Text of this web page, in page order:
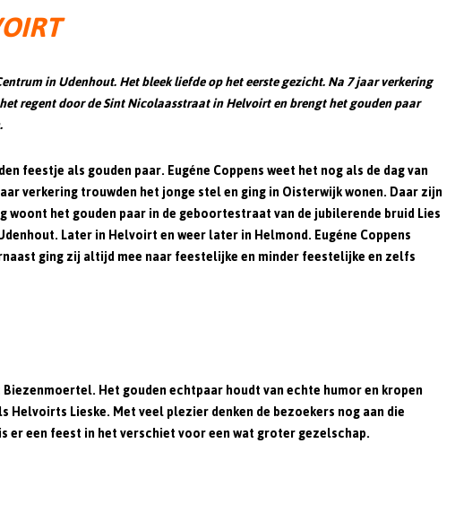
in Udenhout. Het bleek liefde op het eerste gezicht. Na 7 jaar verkering
regent door de Sint Nicolaasstraat in Helvoirt en brengt het gouden paar
feestje als gouden paar. Eugéne Coppens weet het nog als de dag van
verkering trouwden het jonge stel en ging in Oisterwijk wonen. Daar zijn
het gouden paar in de geboortestraat van de jubilerende bruid Lies
Later in Helvoirt en weer later in Helmond. Eugéne Coppens
ging zij altijd mee naar feestelijke en minder feestelijke en zelfs
Het gouden echtpaar houdt van echte humor en kropen
Lieske. Met veel plezier denken de bezoekers nog aan die
een feest in het verschiet voor een wat groter gezelschap.